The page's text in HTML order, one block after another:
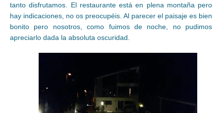
tanto disfrutamos. El restaurante está en plena montaña pero
hay indicaciones, no os preocupéis. Al parecer el paisaje es bien
bonito pero nosotros, como fuimos de noche, no pudimos
apreciarlo dada la absoluta oscuridad.